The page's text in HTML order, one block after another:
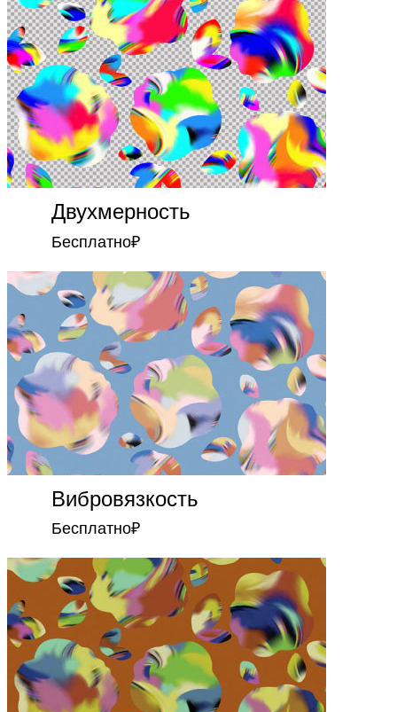
Двухмерность
Бесплатно₽
Вибровязкость
Бесплатно₽